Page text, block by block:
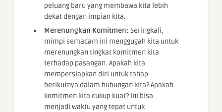
peluang baru yang membawa kita lebih
dekat dengan impian kita.
Merenungkan Komitmen: Seringkali,
mimpi semacam ini menggugah kita untuk
merenungkan tingkat komitmen kita
terhadap pasangan. Apakah kita
mempersiapkan diri untuk tahap
berikutnya dalam hubungan kita? Apakah
komitmen kita cukup kuat? Ini bisa
menjadi waktu yang tepat untuk